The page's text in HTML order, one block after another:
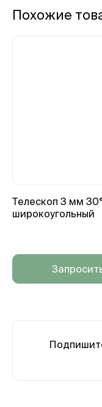
Похожие
Телескоп 3 мм 30°
широкоугольный